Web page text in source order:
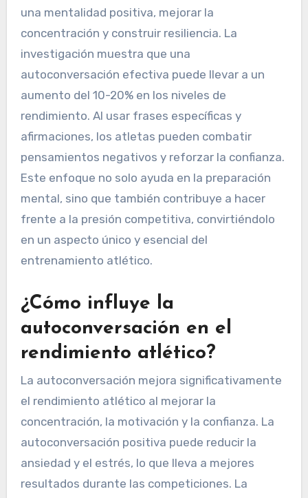
una mentalidad positiva, mejorar la
concentración y construir resiliencia. La
investigación muestra que una
autoconversación efectiva puede llevar a un
aumento del 10-20% en los niveles de
rendimiento. Al usar frases específicas y
afirmaciones, los atletas pueden combatir
pensamientos negativos y reforzar la confianza.
Este enfoque no solo ayuda en la preparación
mental, sino que también contribuye a hacer
frente a la presión competitiva, convirtiéndolo
en un aspecto único y esencial del
entrenamiento atlético.
¿Cómo influye la
autoconversación en el
rendimiento atlético?
La autoconversación mejora significativamente
el rendimiento atlético al mejorar la
concentración, la motivación y la confianza. La
autoconversación positiva puede reducir la
ansiedad y el estrés, lo que lleva a mejores
resultados durante las competiciones. La